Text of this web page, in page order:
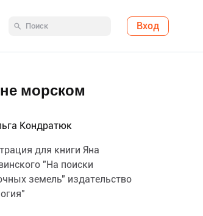
Вход
морском
Кондратюк
для книги Яна
"На поиски
земель" издательство